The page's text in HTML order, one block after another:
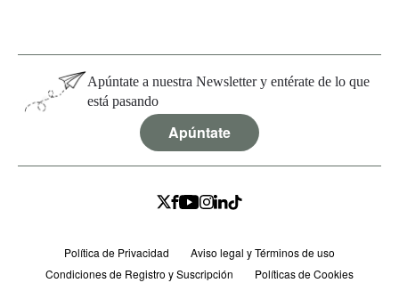
Apúntate a nuestra Newsletter y entérate de lo que
está pasando
Apúntate
Política de Privacidad
Aviso legal y Términos de uso
Condiciones de Registro y Suscripción
Políticas de Cookies